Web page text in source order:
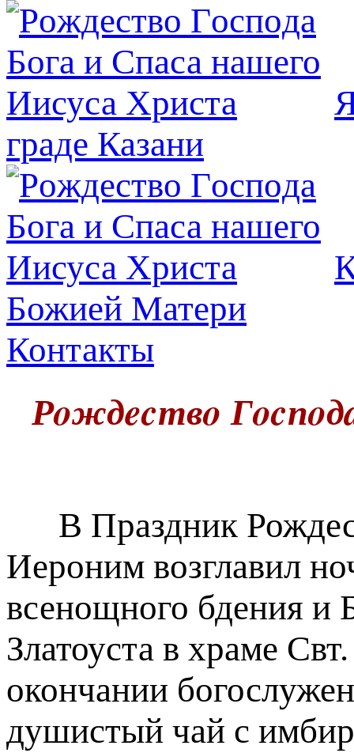
граде Казани
Божией Матери
Контакты
Рoждecтвo
В Праздник
Иероним возглавил
всенощного бдения
Златоуста в храме
окончании
душистый чай с